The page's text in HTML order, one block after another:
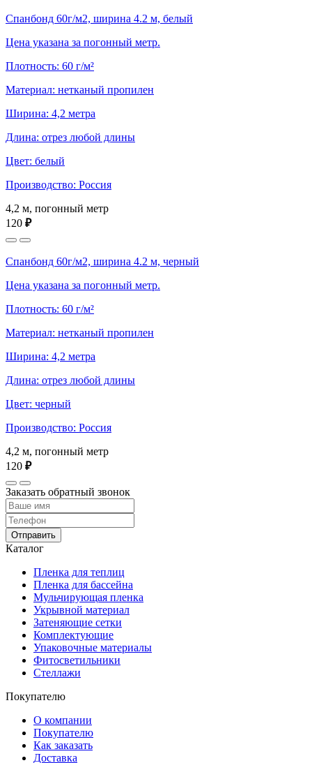
Спанбонд 60г/м2, ширина 4.2 м, белый
Цена указана за погонный метр.
Плотность: 60 г/м²
Материал: нетканый пропилен
Ширина: 4,2 метра
Длина: отрез любой длины
Цвет: белый
Производство: Россия
4,2 м, погонный метр
120 ₽
Спанбонд 60г/м2, ширина 4.2 м, черный
Цена указана за погонный метр.
Плотность: 60 г/м²
Материал: нетканый пропилен
Ширина: 4,2 метра
Длина: отрез любой длины
Цвет: черный
Производство: Россия
4,2 м, погонный метр
120 ₽
Заказать обратный звонок
Отправить
Каталог
Пленка для теплиц
Пленка для бассейна
Мульчирующая пленка
Укрывной материал
Затеняющие сетки
Комплектующие
Упаковочные материалы
Фитосветильники
Стеллажи
Покупателю
О компании
Покупателю
Как заказать
Доставка